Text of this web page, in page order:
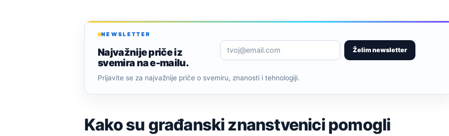
NEWSLETTER
Najvažnije priče iz
svemira na e-mailu.
Želim newsletter
Prijavite se za najvažnije priče o svemiru, znanosti i tehnologiji.
Kako su građanski znanstvenici pomogli